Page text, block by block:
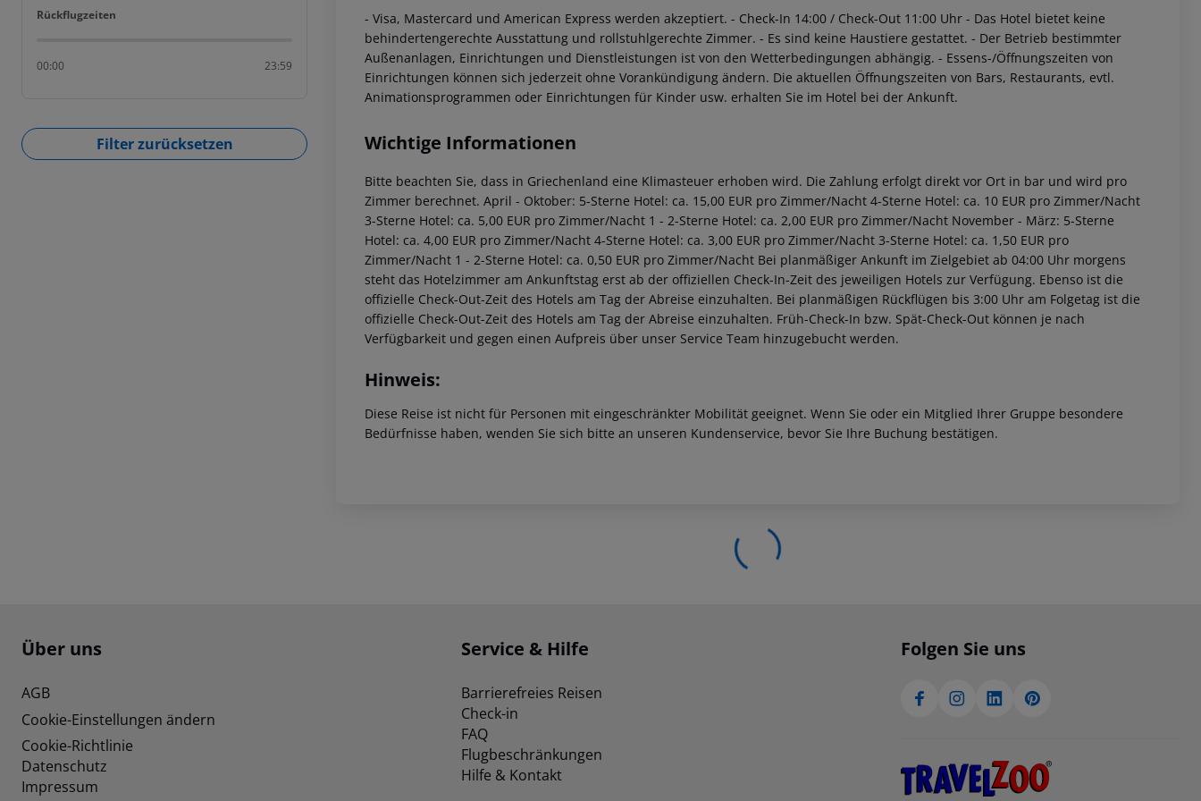
Rückflugzeiten
Rückflugzeiten
00:00 23:59
Filter zurücksetzen
- Visa, Mastercard und American Express werden akzeptiert. - Check-In 14:00 / Check-Out 11:00 Uhr - Das Hotel bietet keine
behindertengerechte Ausstattung und rollstuhlgerechte Zimmer. - Es sind keine Haustiere gestattet. - Der Betrieb bestimmter
Außenanlagen, Einrichtungen und Dienstleistungen ist von den Wetterbedingungen abhängig. - Essens-/Öffnungszeiten von
Einrichtungen können sich jederzeit ohne Vorankündigung ändern. Die aktuellen Öffnungszeiten von Bars, Restaurants, evtl.
Animationsprogrammen oder Einrichtungen für Kinder usw. erhalten Sie im Hotel bei der Ankunft.
Wichtige Informationen
Bitte beachten Sie, dass in Griechenland eine Klimasteuer erhoben wird. Die Zahlung erfolgt direkt vor Ort in bar und wird pro
Zimmer berechnet. April - Oktober: 5-Sterne Hotel: ca. 15,00 EUR pro Zimmer/Nacht 4-Sterne Hotel: ca. 10 EUR pro Zimmer/Nacht
3-Sterne Hotel: ca. 5,00 EUR pro Zimmer/Nacht 1 - 2-Sterne Hotel: ca. 2,00 EUR pro Zimmer/Nacht November - März: 5-Sterne
Hotel: ca. 4,00 EUR pro Zimmer/Nacht 4-Sterne Hotel: ca. 3,00 EUR pro Zimmer/Nacht 3-Sterne Hotel: ca. 1,50 EUR pro
Zimmer/Nacht 1 - 2-Sterne Hotel: ca. 0,50 EUR pro Zimmer/Nacht Bei planmäßiger Ankunft im Zielgebiet ab 04:00 Uhr morgens
steht das Hotelzimmer am Ankunftstag erst ab der offiziellen Check-In-Zeit des jeweiligen Hotels zur Verfügung. Ebenso ist die
offizielle Check-Out-Zeit des Hotels am Tag der Abreise einzuhalten. Bei planmäßigen Rückflügen bis 3:00 Uhr am Folgetag ist die
offizielle Check-Out-Zeit des Hotels am Tag der Abreise einzuhalten. Früh-Check-In bzw. Spät-Check-Out können je nach
Verfügbarkeit und gegen einen Aufpreis über unser Service Team hinzugebucht werden.
Hinweis:
Diese Reise ist nicht für Personen mit eingeschränkter Mobilität geeignet. Wenn Sie oder ein Mitglied Ihrer Gruppe besondere
Bedürfnisse haben, wenden Sie sich bitte an unseren Kundenservice, bevor Sie Ihre Buchung bestätigen.
Footer navigation
Über uns
AGB
Cookie-Einstellungen ändern
Cookie-Richtlinie
Datenschutz
Impressum
Service & Hilfe
Barrierefreies Reisen
Check-in
FAQ
Flugbeschränkungen
Hilfe & Kontakt
Folgen Sie uns